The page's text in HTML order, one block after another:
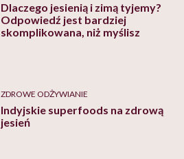
Dlaczego jesienią i zimą tyjemy?
Odpowiedź jest bardziej
skomplikowana, niż myślisz
ZDROWE ODŻYWIANIE
Indyjskie superfoods na zdrową
jesień